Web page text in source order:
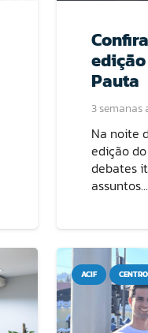
Pauta
3 semanas
Na noite
edição
debates
assuntos…
ACIF CENTRO